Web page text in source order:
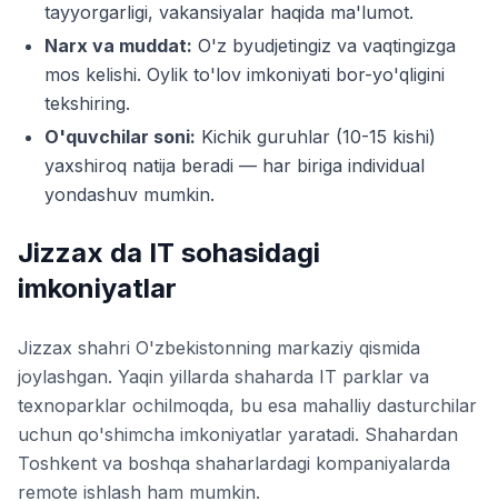
tayyorgarligi, vakansiyalar haqida ma'lumot.
Narx va muddat: O'z byudjetingiz va vaqtingizga
mos kelishi. Oylik to'lov imkoniyati bor-yo'qligini
tekshiring.
O'quvchilar soni: Kichik guruhlar (10-15 kishi)
yaxshiroq natija beradi — har biriga individual
yondashuv mumkin.
Jizzax da IT sohasidagi
imkoniyatlar
Jizzax shahri O'zbekistonning markaziy qismida
joylashgan. Yaqin yillarda shaharda IT parklar va
texnoparklar ochilmoqda, bu esa mahalliy dasturchilar
uchun qo'shimcha imkoniyatlar yaratadi. Shahardan
Toshkent va boshqa shaharlardagi kompaniyalarda
remote ishlash ham mumkin.